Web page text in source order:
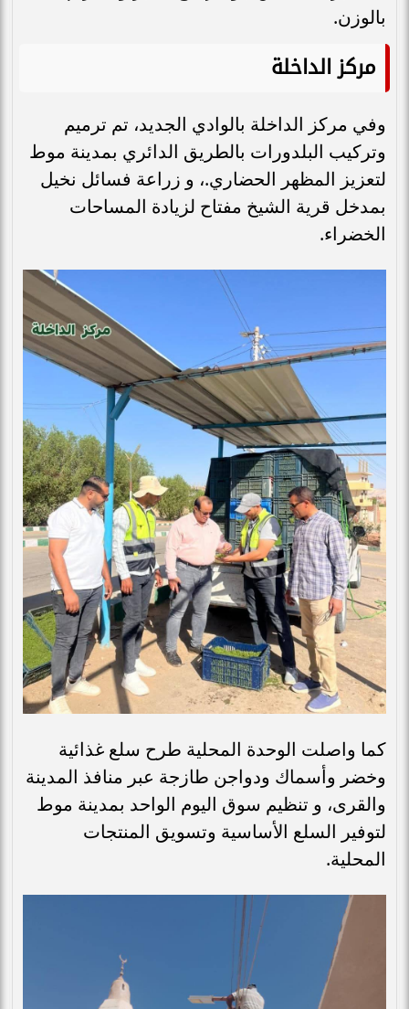
بالوزن.
مركز الداخلة
وفي مركز الداخلة بالوادي الجديد، تم ترميم
وتركيب البلدورات بالطريق الدائري بمدينة موط
لتعزيز المظهر الحضاري.، و زراعة فسائل نخيل
بمدخل قرية الشيخ مفتاح لزيادة المساحات
الخضراء.
كما واصلت الوحدة المحلية طرح سلع غذائية
وخضر وأسماك ودواجن طازجة عبر منافذ المدينة
والقرى، و تنظيم سوق اليوم الواحد بمدينة موط
لتوفير السلع الأساسية وتسويق المنتجات
المحلية.